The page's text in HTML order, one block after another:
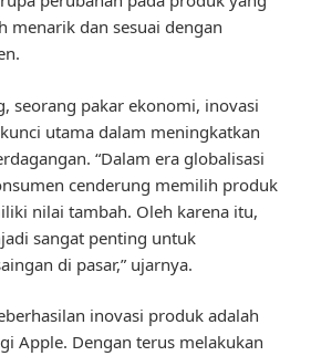
menarik dan sesuai dengan
seorang pakar ekonomi, inovasi
utama dalam meningkatkan
“Dalam era globalisasi
cenderung memilih produk
nilai tambah. Oleh karena itu,
sangat penting untuk
di pasar,” ujarnya.
inovasi produk adalah
Apple. Dengan terus melakukan